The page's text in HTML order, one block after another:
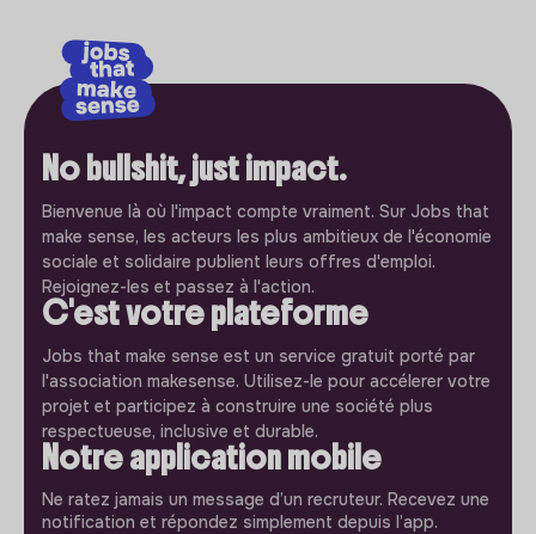
No bullshit, just impact.
Bienvenue là où l'impact compte vraiment. Sur Jobs that
make sense, les acteurs les plus ambitieux de l'économie
sociale et solidaire publient leurs offres d'emploi.
Rejoignez-les et passez à l'action.
C'est votre plateforme
Jobs that make sense est un service gratuit porté par
l'association makesense. Utilisez-le pour accélerer votre
projet et participez à construire une société plus
respectueuse, inclusive et durable.
Notre application mobile
Ne ratez jamais un message d’un recruteur. Recevez une
notification et répondez simplement depuis l’app.